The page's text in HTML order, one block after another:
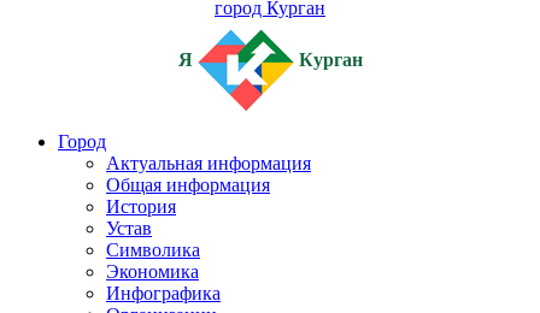
город Курган
Я Курган
Город
Актуальная информация
Общая информация
История
Устав
Символика
Экономика
Инфографика